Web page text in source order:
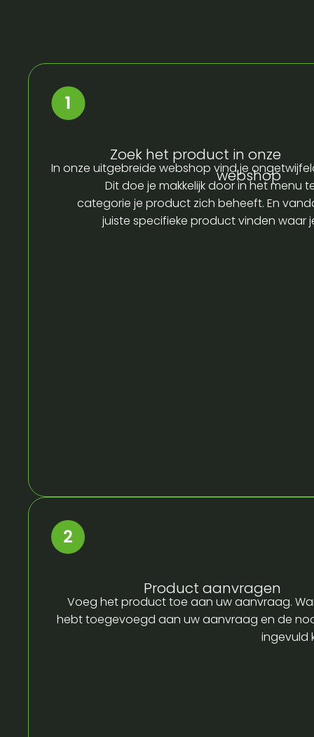
Zoek het product in onze
webshop
In onze uitgebreide webshop vind je
Dit doe je makkelijk door in het menu
categorie je product zich beheeft. En
juiste specifieke product vinden waar
Product aanvragen
Voeg het product toe aan uw aanvraag.
hebt toegevoegd aan uw aanvraag en de
ingevuld